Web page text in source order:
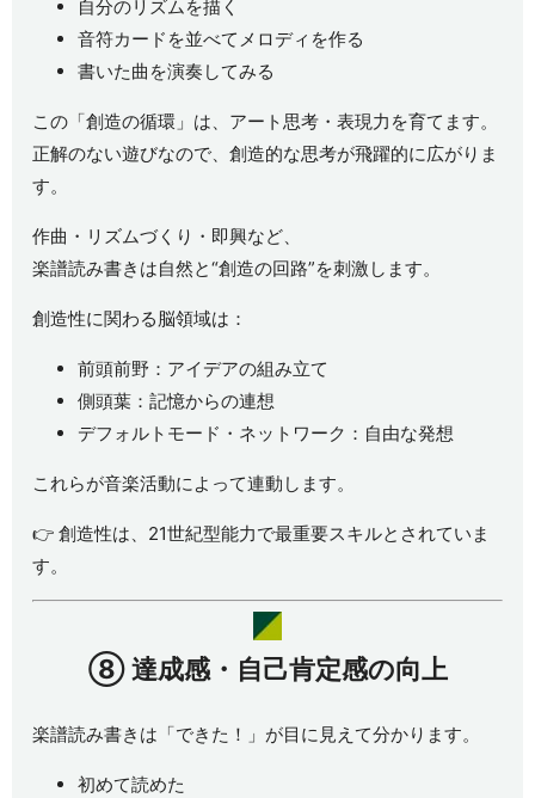
自分のリズムを描く
音符カードを並べてメロディを作る
書いた曲を演奏してみる
この「創造の循環」は、アート思考・表現力を育てます。
正解のない遊びなので、創造的な思考が飛躍的に広がりま
す。
作曲・リズムづくり・即興など、
楽譜読み書きは自然と“創造の回路”を刺激します。
創造性に関わる脳領域は：
前頭前野：アイデアの組み立て
側頭葉：記憶からの連想
デフォルトモード・ネットワーク：自由な発想
これらが音楽活動によって連動します。
👉 創造性は、21世紀型能力で最重要スキルとされていま
す。
⑧達成感・自己肯定感の向上
楽譜読み書きは「できた！」が目に見えて分かります。
初めて読めた